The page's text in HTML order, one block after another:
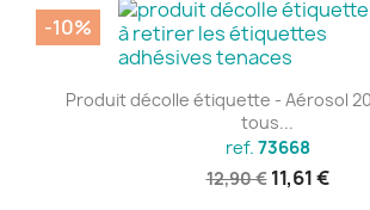
Produit décolle étiquette - Aérosol
tous...
ref. 73668
12,90 € 11,61 €
-10%